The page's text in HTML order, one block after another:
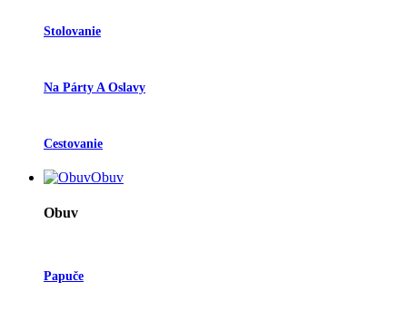
Stolovanie
Na Párty A Oslavy
Cestovanie
Obuv
Obuv
Papuče